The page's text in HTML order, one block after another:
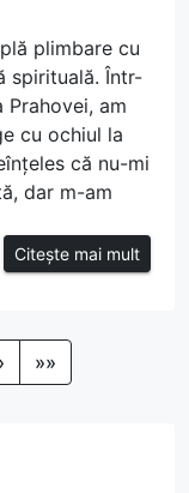
plimbare cu
spirituală. Într-
am
cu ochiul la
că nu-mi
dar m-am
Citește mai mult
»»